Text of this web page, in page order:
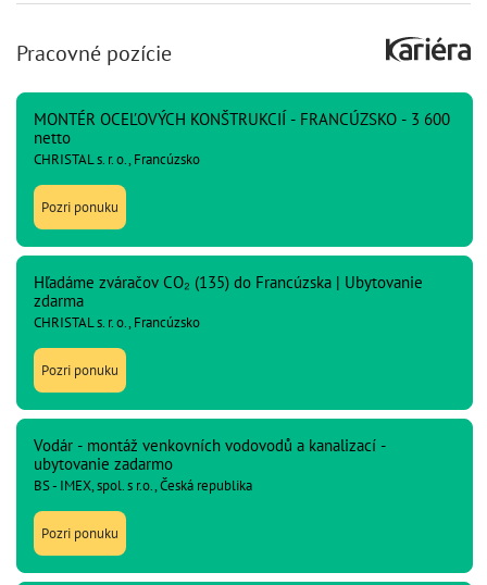
Pracovné pozície
MONTÉR OCEĽOVÝCH KONŠTRUKCIÍ - FRANCÚZSKO - 3 600
netto
CHRISTAL s. r. o., Francúzsko
Pozri ponuku
Hľadáme zváračov CO₂ (135) do Francúzska | Ubytovanie
zdarma
CHRISTAL s. r. o., Francúzsko
Pozri ponuku
Vodár - montáž venkovních vodovodů a kanalizací -
ubytovanie zadarmo
BS - IMEX, spol. s r.o., Česká republika
Pozri ponuku